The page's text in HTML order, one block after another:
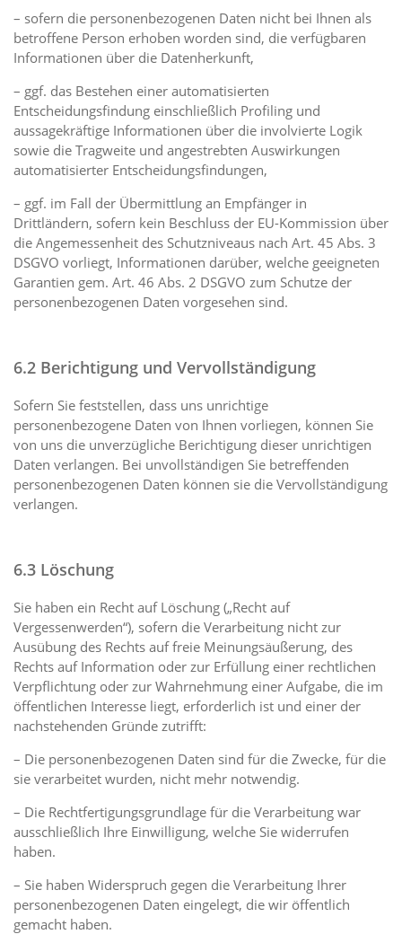
– sofern die personenbezogenen Daten nicht bei Ihnen als
betroffene Person erhoben worden sind, die verfügbaren
Informationen über die Datenherkunft,
– ggf. das Bestehen einer automatisierten
Entscheidungsfindung einschließlich Profiling und
aussagekräftige Informationen über die involvierte Logik
sowie die Tragweite und angestrebten Auswirkungen
automatisierter Entscheidungsfindungen,
– ggf. im Fall der Übermittlung an Empfänger in
Drittländern, sofern kein Beschluss der EU-Kommission über
die Angemessenheit des Schutzniveaus nach Art. 45 Abs. 3
DSGVO vorliegt, Informationen darüber, welche geeigneten
Garantien gem. Art. 46 Abs. 2 DSGVO zum Schutze der
personenbezogenen Daten vorgesehen sind.
6.2 Berichtigung und Vervollständigung
Sofern Sie feststellen, dass uns unrichtige
personenbezogene Daten von Ihnen vorliegen, können Sie
von uns die unverzügliche Berichtigung dieser unrichtigen
Daten verlangen. Bei unvollständigen Sie betreffenden
personenbezogenen Daten können sie die Vervollständigung
verlangen.
6.3 Löschung
Sie haben ein Recht auf Löschung („Recht auf
Vergessenwerden“), sofern die Verarbeitung nicht zur
Ausübung des Rechts auf freie Meinungsäußerung, des
Rechts auf Information oder zur Erfüllung einer rechtlichen
Verpflichtung oder zur Wahrnehmung einer Aufgabe, die im
öffentlichen Interesse liegt, erforderlich ist und einer der
nachstehenden Gründe zutrifft:
– Die personenbezogenen Daten sind für die Zwecke, für die
sie verarbeitet wurden, nicht mehr notwendig.
– Die Rechtfertigungsgrundlage für die Verarbeitung war
ausschließlich Ihre Einwilligung, welche Sie widerrufen
haben.
– Sie haben Widerspruch gegen die Verarbeitung Ihrer
personenbezogenen Daten eingelegt, die wir öffentlich
gemacht haben.